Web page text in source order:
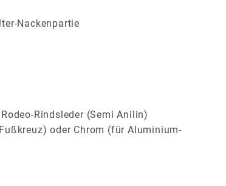
Nackenpartie
Rindsleder (Semi Anilin)
oder Chrom (für Aluminium-